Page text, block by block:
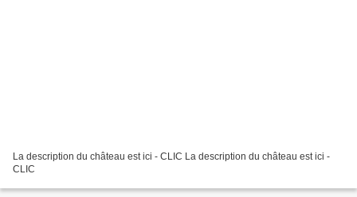
La description du château est ici - CLIC La description du château est ici -
CLIC